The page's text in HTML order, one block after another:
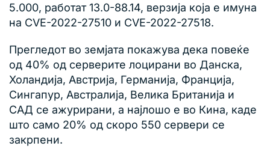
5.000, работат 13.0-88.14, верзија која е имуна
на CVE-2022-27510 и CVE-2022-27518.
Прегледот во земјата покажува дека повеќе
од 40% од серверите лоцирани во Данска,
Холандија, Австрија, Германија, Франција,
Сингапур, Австралија, Велика Британија и
САД се ажурирани, а најлошо е во Кина, каде
што само 20% од скоро 550 сервери се
закрпени.